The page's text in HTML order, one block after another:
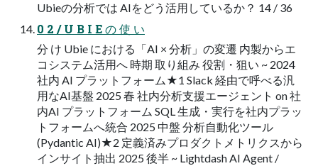
Ubieの分析では AIをどう活用しているか？ 14 / 36
0 2 / U B I E の 使 い
分 け Ubie における「AI × 分析」の変遷 内製からエ
コシステム活用へ 時期 取り組み 役割・狙い ~ 2024
社内 AI プラットフォーム★1 Slack 経由で呼べる汎
用なAI基盤 2025 春 社内分析支援エージェント on 社
内AI プラットフォーム SQL 生成・実行を社内プラッ
トフォームへ統合 2025 中盤 分析自動化ツール
(Pydantic AI)★2 定義済みプロダクトメトリクスから
インサイト抽出 2025 後半 ~ Lightdash AI Agent /